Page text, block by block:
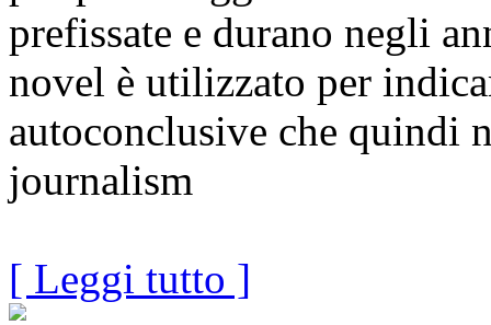
prefissate e durano negli
novel è utilizzato per
autoconclusive che quindi
journalism
[ Leggi tutto ]